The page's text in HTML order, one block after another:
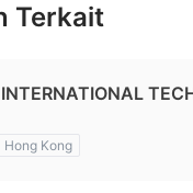
Terkait
Hong Kong